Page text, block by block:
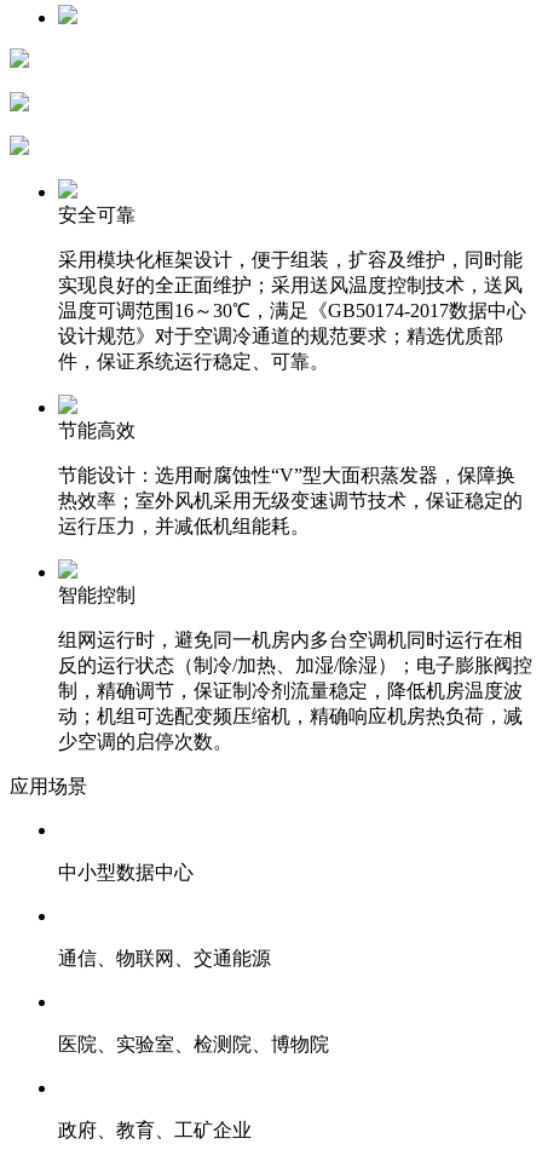
安全可靠
采用模块化框架设计，便于组装，扩容及维护，同时能
实现良好的全正面维护；采用送风温度控制技术，送风
温度可调范围16～30℃，满足《GB50174-2017数据中心
设计规范》对于空调冷通道的规范要求；精选优质部
件，保证系统运行稳定、可靠。
节能高效
节能设计：选用耐腐蚀性“V”型大面积蒸发器，保障换
热效率；室外风机采用无级变速调节技术，保证稳定的
运行压力，并减低机组能耗。
智能控制
组网运行时，避免同一机房内多台空调机同时运行在相
反的运行状态（制冷/加热、加湿/除湿）；电子膨胀阀控
制，精确调节，保证制冷剂流量稳定，降低机房温度波
动；机组可选配变频压缩机，精确响应机房热负荷，减
少空调的启停次数。
应用场景
中小型数据中心
通信、物联网、交通能源
医院、实验室、检测院、博物院
政府、教育、工矿企业